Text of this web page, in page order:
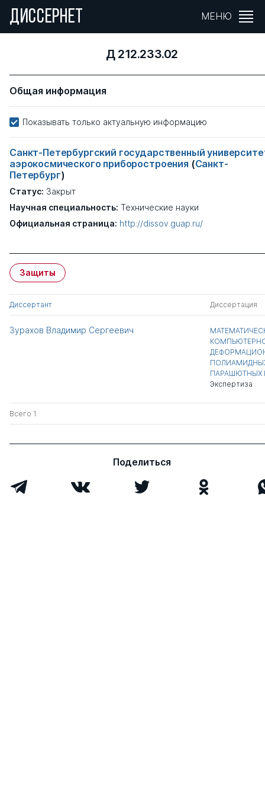
ДИССЕРНЕТ МЕНЮ
Д 212.233.02
Общая информация
Показывать только актуальную информацию
Санкт-Петербургский государственный
аэрокосмического приборостроения (Санкт-
Петербург)
Статус: Закрыт
Научная специальность: Технические науки
Официальная страница: http://dissov.guap.ru/
Защиты
Диссертант Диссертация
Зурахов Владимир Сергеевич
ПАРАШЮТНЫХ
Экспертиза
Всего 1
Поделиться